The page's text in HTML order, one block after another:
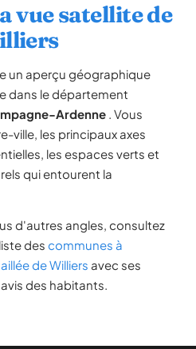
vue satellite de
un aperçu géographique
dans le département
Ardenne . Vous
ville, les principaux axes
les espaces verts et
qui entourent la
d'autres angles, consultez
des communes à
de Williers avec ses
des habitants.